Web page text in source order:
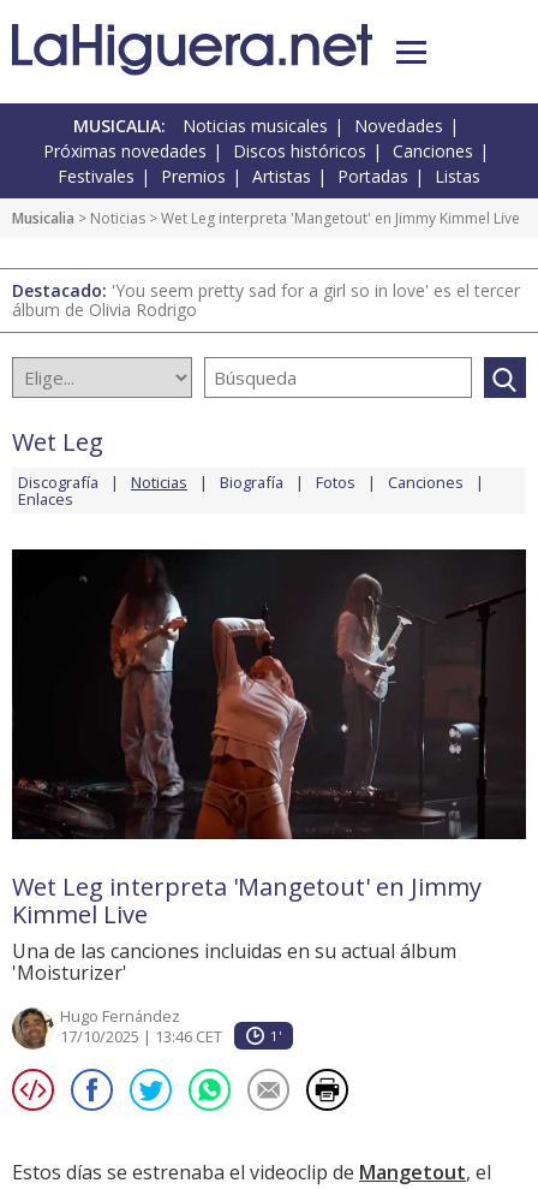
MUSICALIA: Noticias musicales
Novedades
Próximas novedades
Discos históricos
Canciones
Festivales
Premios Artistas Portadas Listas
Musicalia > Noticias > Wet Leg interpreta 'Mangetout' en Jimmy Kimmel Live
Destacado: 'You seem pretty sad for a girl so in love' es el tercer
álbum de Olivia Rodrigo
Wet Leg
Discografía Noticias Biografía Fotos Canciones
Enlaces
Wet Leg interpreta 'Mangetout' en Jimmy
Kimmel Live
Una de las canciones incluidas en su actual álbum
'Moisturizer'
Hugo Fernández
17/10/2025 | 13:46 CET
1'
Estos días se estrenaba el videoclip de Mangetout, el